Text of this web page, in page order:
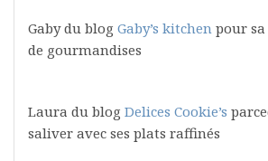
Gaby du blog Gaby’s kitchen pour
de gourmandises
Laura du blog Delices Cookie’s
saliver avec ses plats raffinés